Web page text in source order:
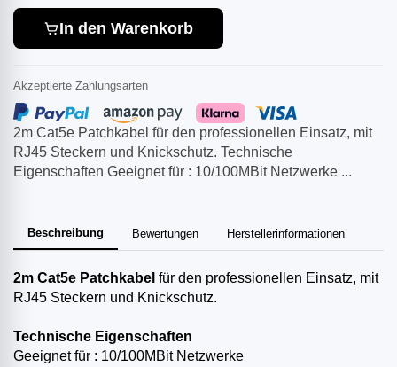
2m Cat5e Patchkabel für den professionellen Einsatz, mit
RJ45 Steckern und Knickschutz. Technische
Eigenschaften Geeignet für : 10/100MBit Netzwerke ...
Beschreibung Bewertungen Herstellerinformationen
2m Cat5e Patchkabel für den professionellen Einsatz, mit
RJ45 Steckern und Knickschutz.
Technische Eigenschaften
Geeignet für : 10/100MBit Netzwerke
In den Warenkorb
Akzeptierte Zahlungsarten